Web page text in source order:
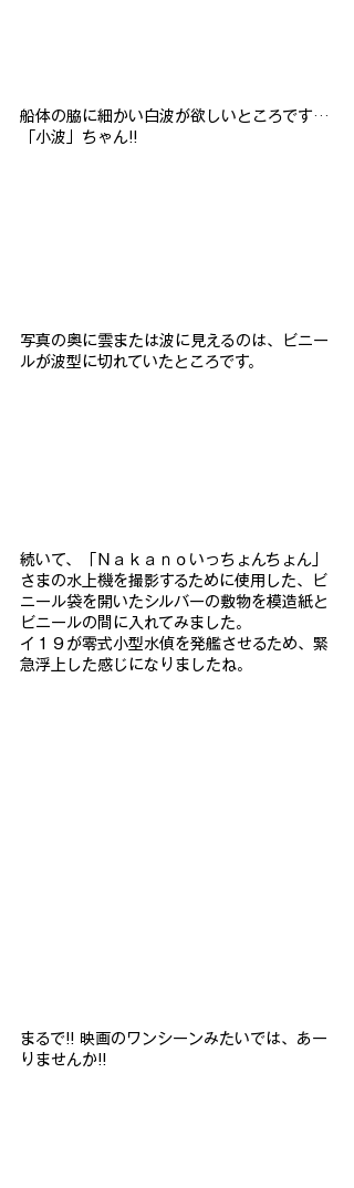
船体の脇に細かい白波が欲しいところです…
「小波」ちゃん!!
写真の奥に雲または波に見えるのは、ビニー
ルが波型に切れていたところです。
続いて、「Ｎａｋａｎｏいっちょんちょん」
さまの水上機を撮影するために使用した、ビ
ニール袋を開いたシルバーの敷物を模造紙と
ビニールの間に入れてみました。
イ１９が零式小型水偵を発艦させるため、緊
急浮上した感じになりましたね。
まるで!! 映画のワンシーンみたいでは、あー
りませんか!!